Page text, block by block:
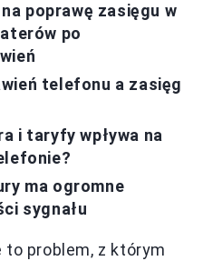
poprawę zasięgu w
po
telefonu a zasięg
i taryfy wpływa na
ma ogromne
sygnału
problem, z którym